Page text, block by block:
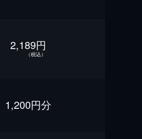
2,189円
（税込）
1,200円分